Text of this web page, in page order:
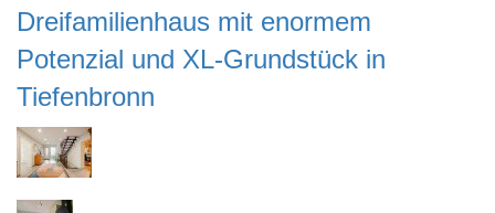
Dreifamilienhaus mit enormem
Potenzial und XL-Grundstück in
Tiefenbronn